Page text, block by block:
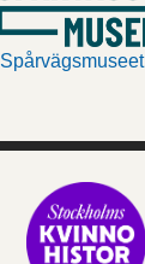
Spårvägsmuseet